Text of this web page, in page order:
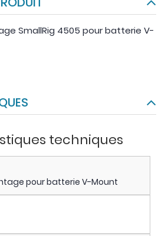
SmallRig 4505 pour batterie V-
techniques
pour batterie V-Mount